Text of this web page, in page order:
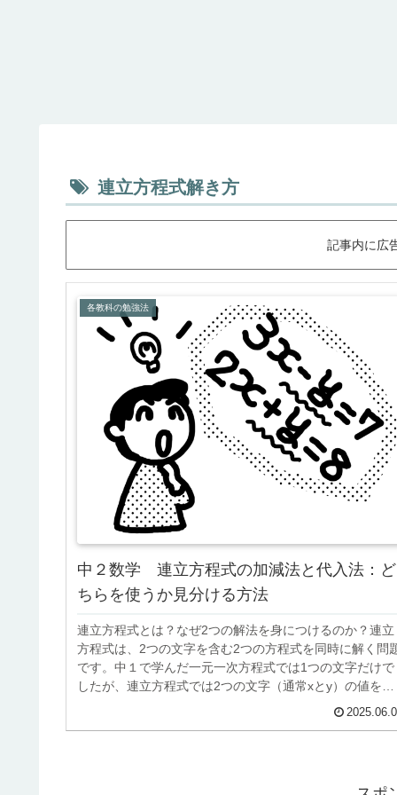
連立方程式解き方
記事内に広
各教科の勉強法
中２数学 連立方程式の加減法と代入法：ど
ちらを使うか見分ける方法
連立方程式とは？なぜ2つの解法を身につけるのか？連立
方程式は、2つの文字を含む2つの方程式を同時に解く問
です。中１で学んだ一元一次方程式では1つの文字だけで
したが、連立方程式では2つの文字（通常xとy）の値を同